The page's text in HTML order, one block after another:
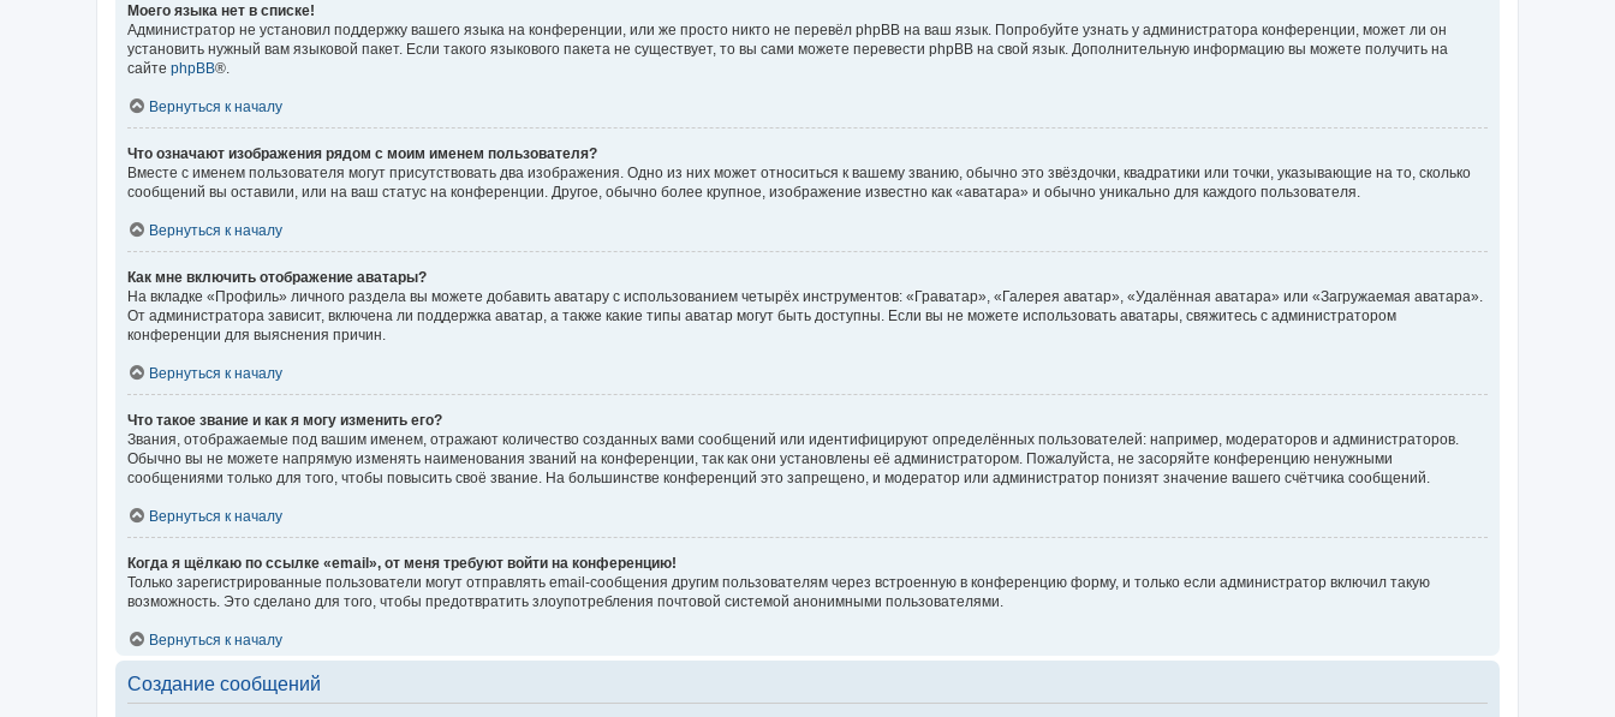
Моего языка нет в списке!
Администратор не установил поддержку вашего языка на конференции, или же просто никто не перевёл phpBB на ваш язык. Попробуйте узнать у администратора конференции, может ли он
установить нужный вам языковой пакет. Если такого языкового пакета не существует, то вы сами можете перевести phpBB на свой язык. Дополнительную информацию вы можете получить на
сайте phpBB®.
Вернуться к началу
Что означают изображения рядом с моим именем пользователя?
Вместе с именем пользователя могут присутствовать два изображения. Одно из них может относиться к вашему званию, обычно это звёздочки, квадратики или точки, указывающие на то, сколько
сообщений вы оставили, или на ваш статус на конференции. Другое, обычно более крупное, изображение известно как «аватара» и обычно уникально для каждого пользователя.
Вернуться к началу
Как мне включить отображение аватары?
На вкладке «Профиль» личного раздела вы можете добавить аватару с использованием четырёх инструментов: «Граватар», «Галерея аватар», «Удалённая аватара» или «Загружаемая аватара».
От администратора зависит, включена ли поддержка аватар, а также какие типы аватар могут быть доступны. Если вы не можете использовать аватары, свяжитесь с администратором
конференции для выяснения причин.
Вернуться к началу
Что такое звание и как я могу изменить его?
Звания, отображаемые под вашим именем, отражают количество созданных вами сообщений или идентифицируют определённых пользователей: например, модераторов и администраторов.
Обычно вы не можете напрямую изменять наименования званий на конференции, так как они установлены её администратором. Пожалуйста, не засоряйте конференцию ненужными
сообщениями только для того, чтобы повысить своё звание. На большинстве конференций это запрещено, и модератор или администратор понизят значение вашего счётчика сообщений.
Вернуться к началу
Когда я щёлкаю по ссылке «email», от меня требуют войти на конференцию!
Только зарегистрированные пользователи могут отправлять email-сообщения другим пользователям через встроенную в конференцию форму, и только если администратор включил такую
возможность. Это сделано для того, чтобы предотвратить злоупотребления почтовой системой анонимными пользователями.
Вернуться к началу
Создание сообщений